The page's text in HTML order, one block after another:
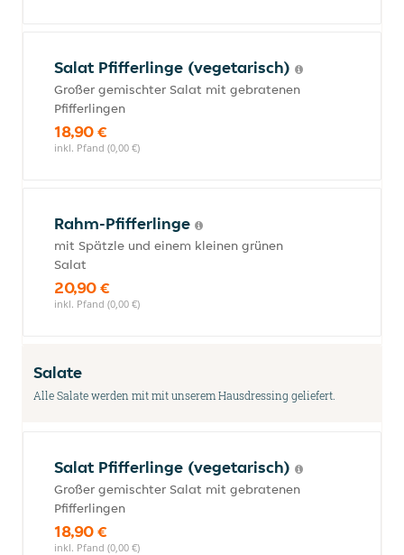
Salat Pfifferlinge (vegetarisch)
Großer gemischter Salat mit gebratenen
Pfifferlingen
18,90 €
inkl. Pfand (0,00 €)
Rahm-Pfifferlinge
mit Spätzle und einem kleinen grünen
Salat
20,90 €
inkl. Pfand (0,00 €)
Salate
Alle Salate werden mit mit unserem Hausdressing geliefert.
Salat Pfifferlinge (vegetarisch)
Großer gemischter Salat mit gebratenen
Pfifferlingen
18,90 €
inkl. Pfand (0,00 €)